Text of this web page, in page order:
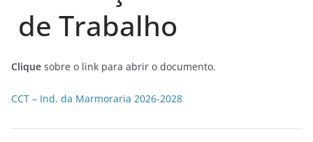
de Trabalho
Clique sobre o link para abrir o documento.
CCT – Ind. da Marmoraria 2026-2028